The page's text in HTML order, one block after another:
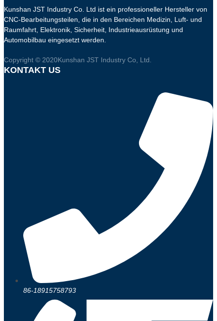
Kunshan JST Industry Co. Ltd ist ein professioneller Hersteller von
CNC-Bearbeitungsteilen, die in den Bereichen Medizin, Luft- und
Raumfahrt, Elektronik, Sicherheit, Industrieausrüstung und
Automobilbau eingesetzt werden.
Copyright © 2020Kunshan JST Industry Co, Ltd.
KONTAKT US
86-18915758793